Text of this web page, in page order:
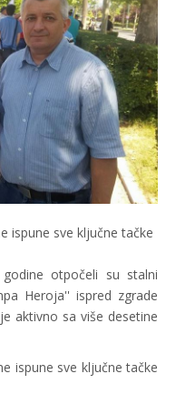
ispune sve ključne tačke
otpočeli su stalni
Heroja'' ispred zgrade
aktivno sa više desetine
ispune sve ključne tačke